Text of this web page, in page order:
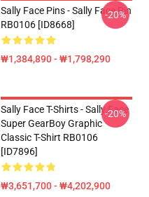
Sally Face Pins - Sally Face Pin
RB0106 [ID8668]
₩1,384,890 - ₩1,798,290
-20%
Sally Face T-Shirts - Sally Face
Super GearBoy Graphic
Classic T-Shirt RB0106
[ID7896]
₩3,651,700 - ₩4,202,900
-20%